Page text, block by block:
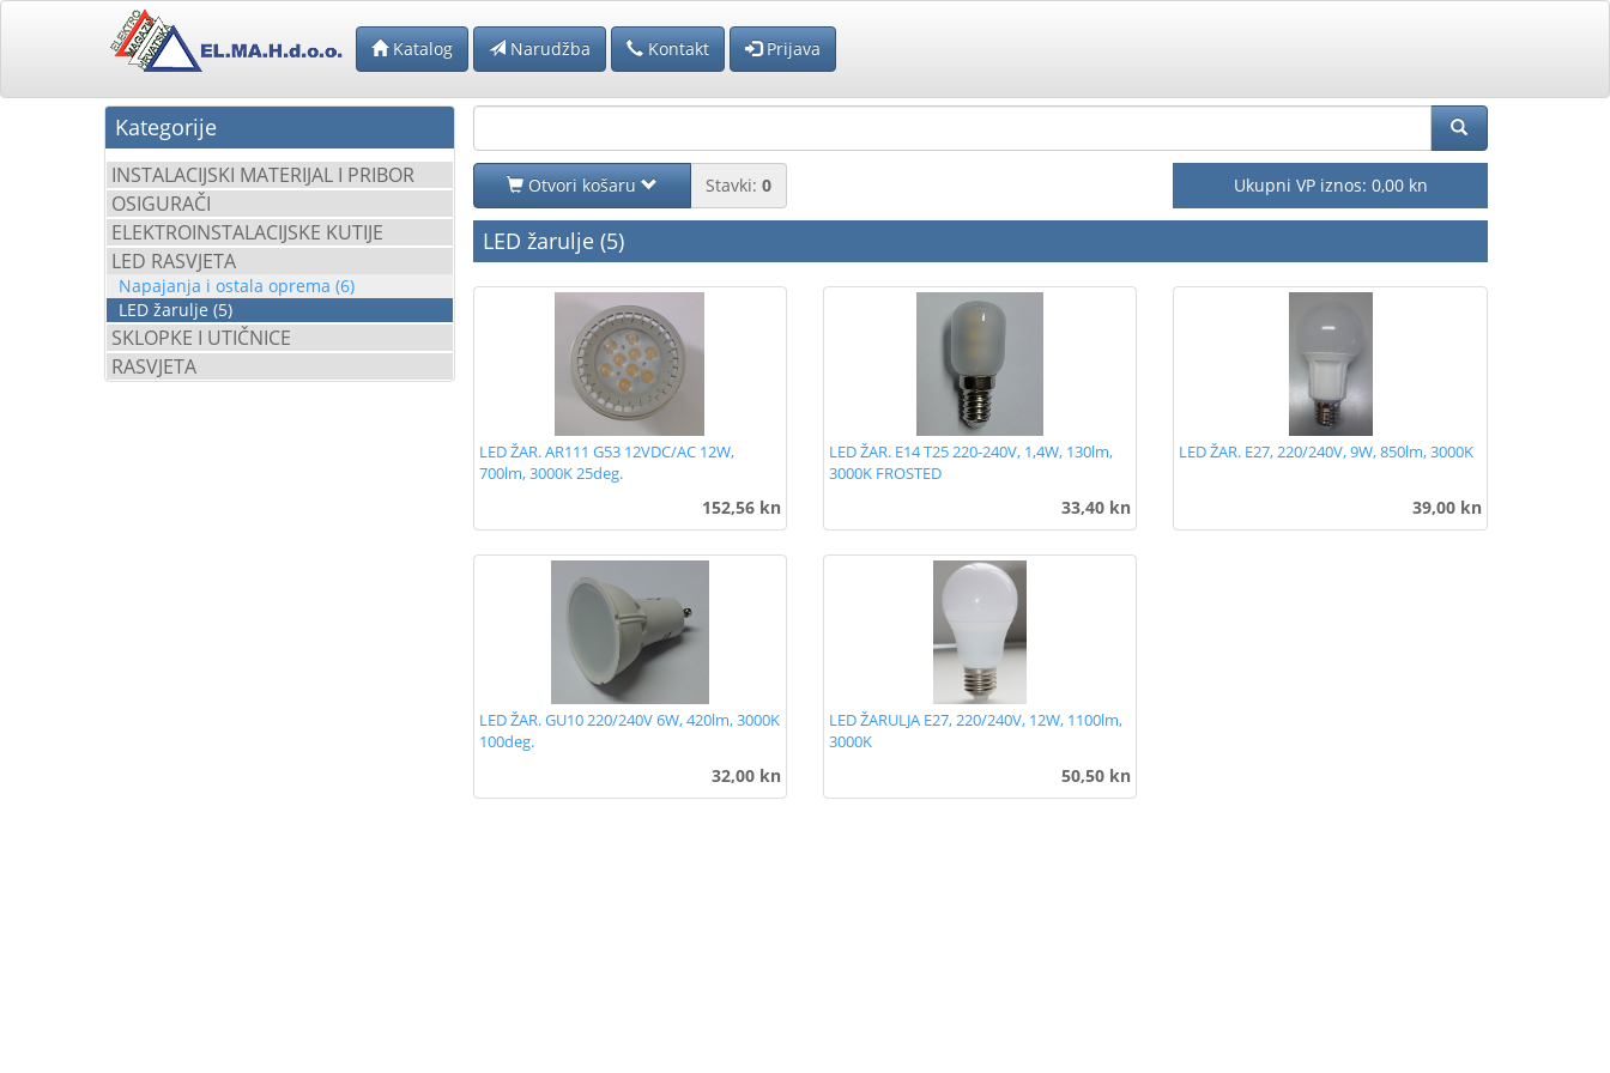
Katalog Narudžba Kontakt Prijava
Kategorije
INSTALACIJSKI MATERIJAL I PRIBOR
OSIGURAČI
ELEKTROINSTALACIJSKE KUTIJE
LED RASVJETA
Napajanja i ostala oprema (6)
LED žarulje (5)
SKLOPKE I UTIČNICE
RASVJETA
Otvori košaru Stavki: 0 Ukupni VP iznos: 0,00 kn
LED žarulje (5)
LED ŽAR. AR111 G53 12VDC/AC 12W,
700lm, 3000K 25deg.
152,56 kn
LED ŽAR. E14 T25 220-240V, 1,4W, 130lm,
3000K FROSTED
33,40 kn
LED ŽAR. E27, 220/240V, 9W, 850lm, 3000K
39,00 kn
LED ŽAR. GU10 220/240V 6W, 420lm, 3000K
100deg.
32,00 kn
LED ŽARULJA E27, 220/240V, 12W, 1100lm,
3000K
50,50 kn